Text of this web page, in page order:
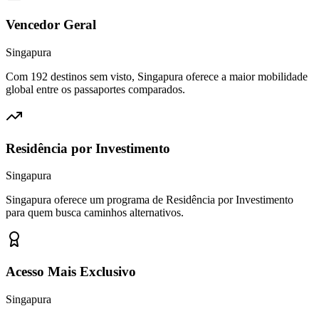
Vencedor Geral
Singapura
Com 192 destinos sem visto, Singapura oferece a maior mobilidade
global entre os passaportes comparados.
Residência por Investimento
Singapura
Singapura oferece um programa de Residência por Investimento
para quem busca caminhos alternativos.
Acesso Mais Exclusivo
Singapura